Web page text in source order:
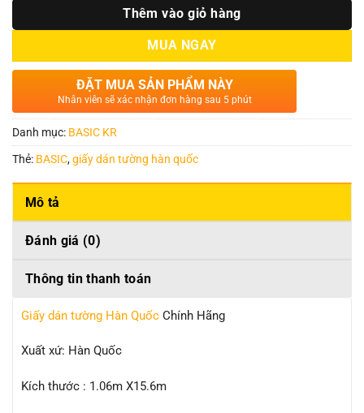
Thêm vào giỏ hàng
MUA NGAY
ĐẶT MUA SẢN PHẨM NÀY
Nhân viên sẽ xác nhận đơn hàng sau 5 phút
Danh mục: BASIC KR
Thẻ: BASIC,giấy dán tường hàn quốc
Mô tả
Đánh giá (0)
Thông tin thanh toán
Giấy dán tường Hàn Quốc Chính Hãng
Xuất xứ: Hàn Quốc
Kích thước : 1.06m X15.6m